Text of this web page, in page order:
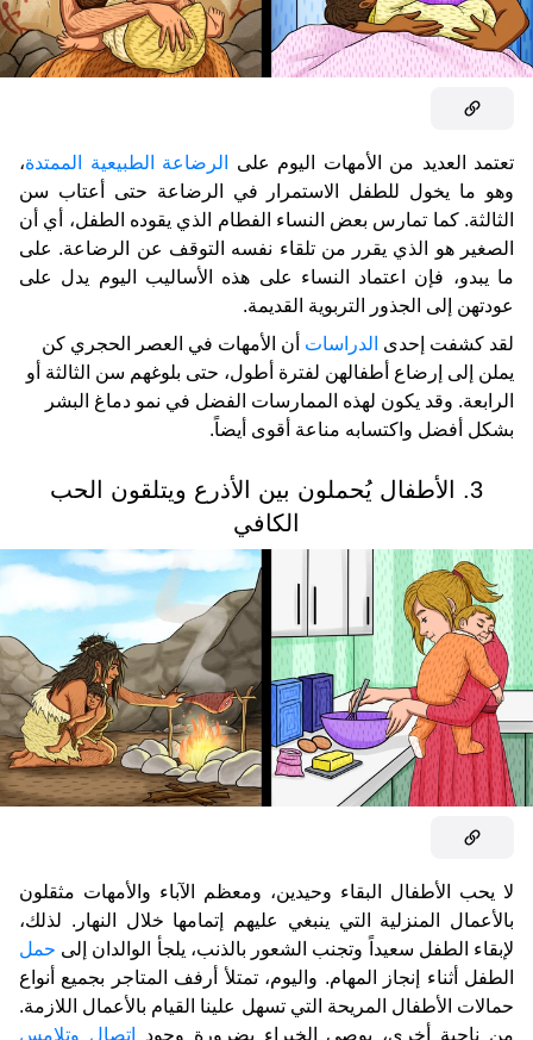
تعتمد العديد من الأمهات اليوم على الرضاعة الطبيعية الممتدة،
وهو ما يخول للطفل الاستمرار في الرضاعة حتى أعتاب سن
الثالثة. كما تمارس بعض النساء الفطام الذي يقوده الطفل، أي أن
الصغير هو الذي يقرر من تلقاء نفسه التوقف عن الرضاعة. على
ما يبدو، فإن اعتماد النساء على هذه الأساليب اليوم يدل على
عودتهن إلى الجذور التربوية القديمة.
لقد كشفت إحدى الدراسات أن الأمهات في العصر الحجري كن
يملن إلى إرضاع أطفالهن لفترة أطول، حتى بلوغهم سن الثالثة أو
الرابعة. وقد يكون لهذه الممارسات الفضل في نمو دماغ البشر
بشكل أفضل واكتسابه مناعة أقوى أيضاً.
3. الأطفال يُحملون بين الأذرع ويتلقون الحب
الكافي
لا يحب الأطفال البقاء وحيدين، ومعظم الآباء والأمهات مثقلون
بالأعمال المنزلية التي ينبغي عليهم إتمامها خلال النهار. لذلك،
لإبقاء الطفل سعيداً وتجنب الشعور بالذنب، يلجأ الوالدان إلى حمل
الطفل أثناء إنجاز المهام. واليوم، تمتلأ أرفف المتاجر بجميع أنواع
حمالات الأطفال المريحة التي تسهل علينا القيام بالأعمال اللازمة.
من ناحية أخرى، يوصي الخبراء بضرورة وجود
اتصال وتلامس